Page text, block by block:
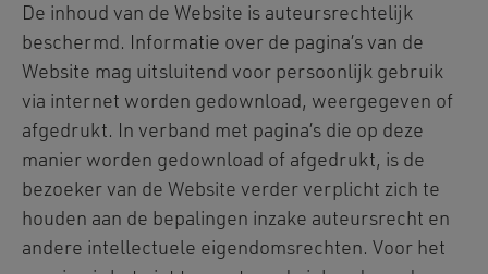
De inhoud van de Website is auteursrechtelijk
beschermd. Informatie over de pagina’s van de
Website mag uitsluitend voor persoonlijk gebruik
via internet worden gedownload, weergegeven of
afgedrukt. In verband met pagina’s die op deze
manier worden gedownload of afgedrukt, is de
bezoeker van de Website verder verplicht zich te
houden aan de bepalingen inzake auteursrecht en
andere intellectuele eigendomsrechten. Voor het